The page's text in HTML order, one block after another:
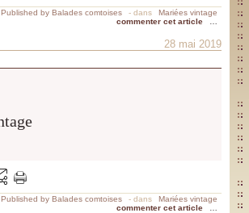
Published by Balades comtoises - dans
Mariées vintage
commenter cet article
28 mai 2019
Published by Balades comtoises - dans
Mariées vintage
commenter cet article